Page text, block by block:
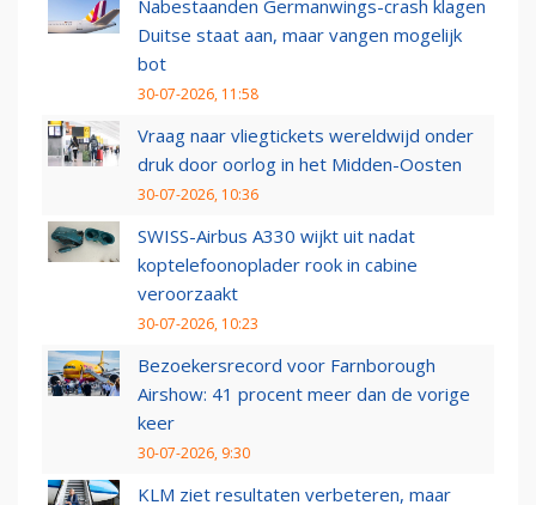
Nabestaanden Germanwings-crash klagen
Duitse staat aan, maar vangen mogelijk
bot
30-07-2026, 11:58
Vraag naar vliegtickets wereldwijd onder
druk door oorlog in het Midden-Oosten
30-07-2026, 10:36
SWISS-Airbus A330 wijkt uit nadat
koptelefoonoplader rook in cabine
veroorzaakt
30-07-2026, 10:23
Bezoekersrecord voor Farnborough
Airshow: 41 procent meer dan de vorige
keer
30-07-2026, 9:30
KLM ziet resultaten verbeteren, maar